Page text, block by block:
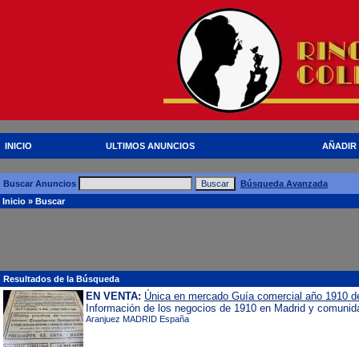
INICIO ULTIMOS ANUNCIOS AÑADIR
Buscar Anuncios
Búsqueda Avanzada
Inicio » Buscar
Resultados de la Búsqueda
EN VENTA: Única en mercado Guía comercial año 1910
Información de los negocios de 1910 en Madrid y
Aranjuez MADRID España